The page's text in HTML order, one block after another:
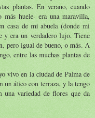
plantas. En verano, cuando
más huele- era una maravilla,
casa de mi abuela (donde mi
y era un verdadero lujo. Tiene
pero igual de bueno, o más. A
entre las muchas plantas de
vivo en la ciudad de Palma de
un ático con terraza, y la tengo
una variedad de flores que da